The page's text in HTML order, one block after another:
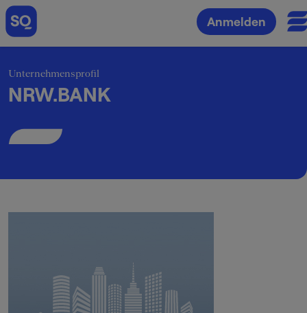
Anmelden
Unternehmensprofil
NRW.BANK